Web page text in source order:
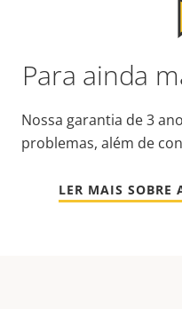
Para ainda
Nossa garantia de 3
problemas, além de
LER MAIS SOBRE